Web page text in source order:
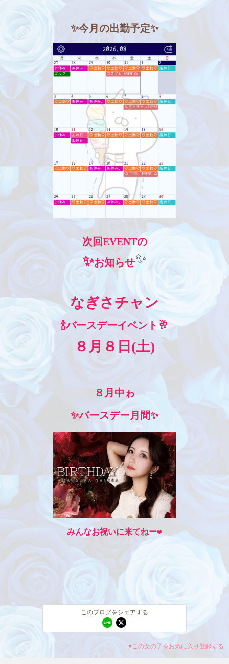
✨今月の出勤予定✨
次回EVENTの
✨お知らせ✨
なぎさチャン
🍾バースデーイベント🥂
８月８日(土)
８月中ゎ
✨バースデー月間✨
みんなお祝いに来てねー❤️
このブログをシェアする
このブログをシェアする
twitter
ブログのURLをコピー
♥この女の子をお気に入り登録する
このお店をシェアする
X (旧Twitter)
お店のURLをコピー
女の子ログイン
店舗ログイン
新規会員登録
北海道 東北
静岡
東海 関西
中四国 九州
沖縄 全国TOP